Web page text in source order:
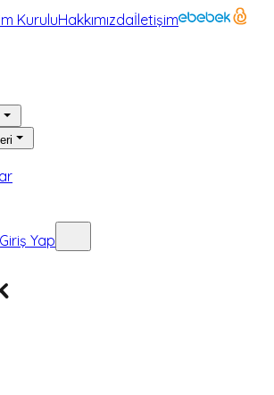
KuruluHakkımızdaİletişim
Yap